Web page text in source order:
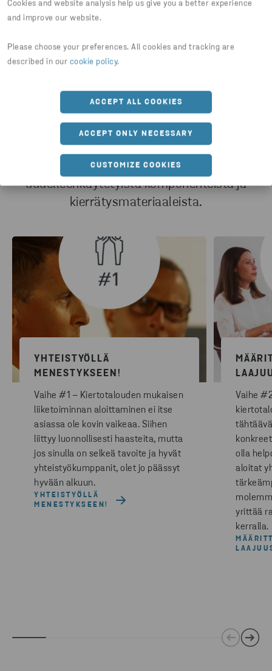
Cookies and website analysis help us give you a better experience
and improve our website.
Please choose your preferences. All cookies and tracking are
described in our cookie policy.
ACCEPT ALL COOKIES
ACCEPT ONLY NECESSARY
CUSTOMIZE COOKIES
6 askelta kohti
Stena Circular Consulting -projektissa
valmistettiin yhteistyössä Electroluxin
kanssa pölynimurin prototyyppi, joka on
täysin kierrätettävä ja koottu pelkästään
uudelleenkäytetyistä komponenteista ja
kierrätysmateriaaleista.
YHTEISTYÖLLÄ
MENESTYKSEEN!
Vaihe #1 – Kiertotalouden mukaisen
liiketoiminnan aloittaminen ei itse
asiassa ole kovin vaikeaa. Siihen
liittyy luonnollisesti haasteita, mutta
jos sinulla on selkeä tavoite ja hyvät
yhteistyökumppanit, olet jo päässyt
hyvään alkuun.
YHTEISTYÖLLÄ
MENESTYKSEEN!
Vaihe
olla
aloitat
yrittää
kerralla.